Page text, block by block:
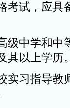
考试，应
级中学和
其以上学历
实习指导